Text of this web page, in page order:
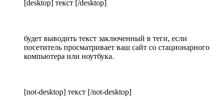
[desktop] текст [/desktop]
будет выводить текст заключенный в теги, если
посетитель просматривает ваш сайт со стационарного
компьютера или ноутбука.
[not-desktop] текст [/not-desktop]